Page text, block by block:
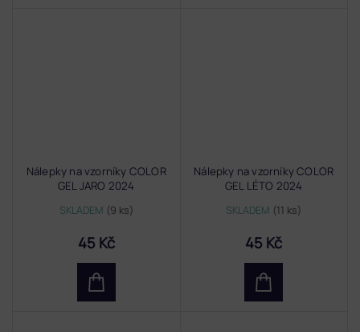
Nálepky na vzorníky COLOR
GEL JARO 2024
SKLADEM (9 ks)
45 Kč
Nálepky na vzorníky COLOR
GEL LÉTO 2024
SKLADEM (11 ks)
45 Kč